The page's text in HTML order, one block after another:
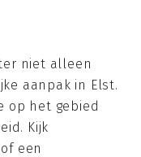
niet alleen
aanpak in Elst.
op het gebied
Kijk
of een